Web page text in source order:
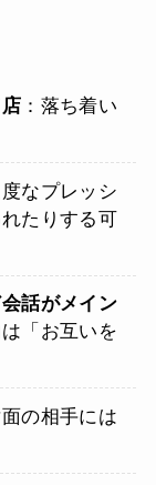
：落ち着い
度なプレッシ
たりする可
話がメイン
「お互いを
面の相手には